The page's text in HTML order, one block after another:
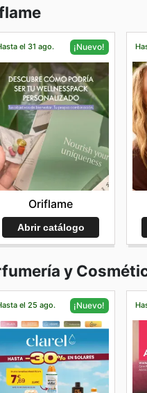
el 31 ago. ¡Nuevo!
Oriflame
Abrir catálogo
y
el 25 ago. ¡Nuevo!